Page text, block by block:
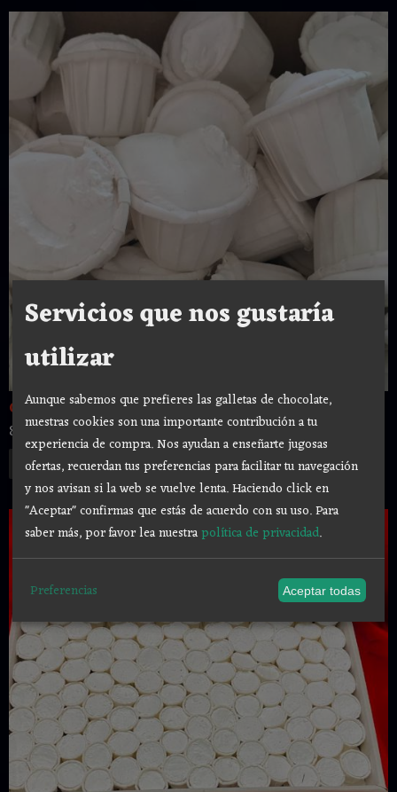
CUPS AUTENTICA CASCARILLA SANTERIA...
80,00 €
Añadir a Carrito
Servicios que nos gustaría
utilizar
Aunque sabemos que prefieres las galletas de chocolate,
nuestras cookies son una importante contribución a tu
experiencia de compra. Nos ayudan a enseñarte jugosas
ofertas, recuerdan tus preferencias para facilitar tu navegación
y nos avisan si la web se vuelve lenta. Haciendo click en
"Aceptar" confirmas que estás de acuerdo con su uso.Para
saber más, por favor lea nuestrapolítica de privacidad.
Preferencias Aceptar todas